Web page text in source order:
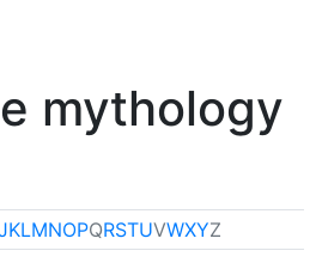
mythology
KLMNOPQRSTUVWXYZ